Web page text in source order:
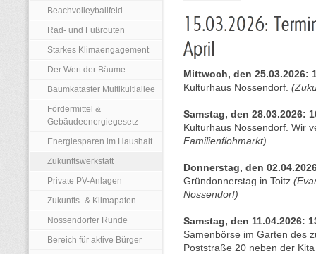
Beachvolleyballfeld
Rad- und Fußrouten
Starkes Klimaengagement
Der Wert der Bäume
Baumkataster Multikultiallee
Fördermittel &
Gebäudeenergiegesetz
Energiesparen im Haushalt
Zukunftswerkstatt
Private PV-Anlagen
Zukunfts- & Klimapaten
Nossendorfer Runde
Bereich für aktive Bürger
Mittwoch, den 25.03.2026:
Kulturhaus Nossendorf.
Samstag, den 28.03.2026:
Kulturhaus Nossendorf. Wir
Familienflohmarkt)
Donnerstag, den
Gründonnerstag in Toitz
Nossendorf)
Samstag, den 11.04.2026:
Samenbörse im Garten des
Poststraße 20 neben der